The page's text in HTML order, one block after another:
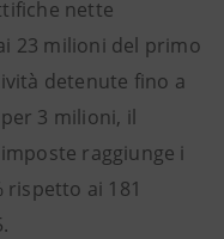
nette
23 milioni del primo
detenute fino a
3 milioni, il
raggiunge i
rispetto ai 181